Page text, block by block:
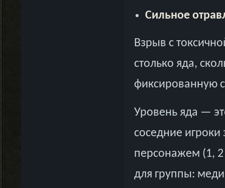
Сильное
Взрыв с
столько яда,
фиксированную
Уровень яда —
соседние
персонажем (1,
для группы: